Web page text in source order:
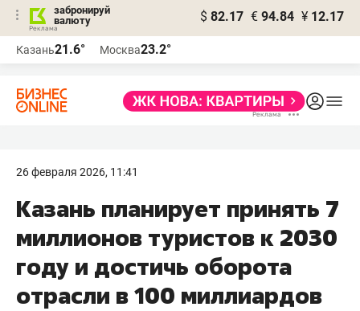
забронируй
валюту
$ 82.17 € 94.84 ¥ 12.17
Казань21.6° Москва23.2°
26 февраля 2026, 11:41
Казань планирует принять 7
миллионов туристов к 2030
году и достичь оборота
отрасли в 100 миллиардов